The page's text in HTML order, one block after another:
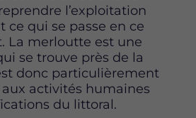
l’exploitation
ce qui se passe en ce
La merloutte est une
se trouve près de la
donc particulièrement
activités humaines
du littoral.